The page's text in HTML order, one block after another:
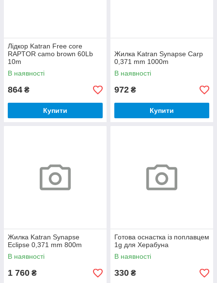
Лідкор Katran Free core
RAPTOR camo brown 60Lb
10m
В наявності
864 ₴
Купити
Жилка Katran Synapse Carp
0,371 mm 1000m
В наявності
972 ₴
Купити
Жилка Katran Synapse
Eclipse 0,371 mm 800m
В наявності
1 760 ₴
Готова оснастка із поплавцем
1g для Херабуна
В наявності
330 ₴